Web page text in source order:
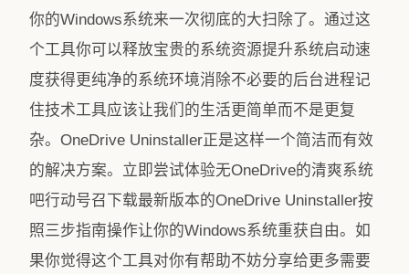
你的Windows系统来一次彻底的大扫除了。通过这
个工具你可以释放宝贵的系统资源提升系统启动速
度获得更纯净的系统环境消除不必要的后台进程记
住技术工具应该让我们的生活更简单而不是更复
杂。OneDrive Uninstaller正是这样一个简洁而有效
的解决方案。立即尝试体验无OneDrive的清爽系统
吧行动号召下载最新版本的OneDrive Uninstaller按
照三步指南操作让你的Windows系统重获自由。如
果你觉得这个工具对你有帮助不妨分享给更多需要